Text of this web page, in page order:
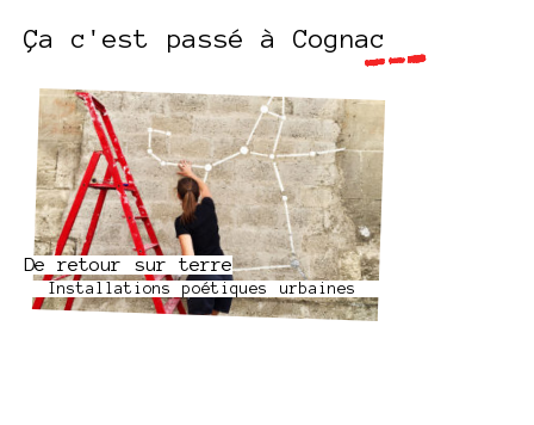
Ça c'est passé à Cognac
De retour sur terre
Installations poétiques urbaines